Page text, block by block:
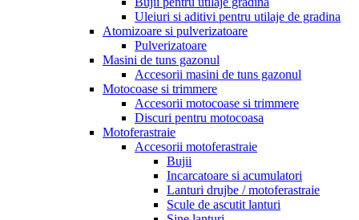
Uleiuri si aditivi pentru utilaje de gradina
Atomizoare si pulverizatoare
Pulverizatoare
Masini de tuns gazonul
Accesorii masini de tuns gazonul
Motocoase si trimmere
Accesorii motocoase si trimmere
Discuri pentru motocoasa
Motoferastraie
Accesorii motoferastraie
Bujii
Incarcatoare si acumulatori
Lanturi drujbe / motoferastraie
Scule de ascutit lanturi